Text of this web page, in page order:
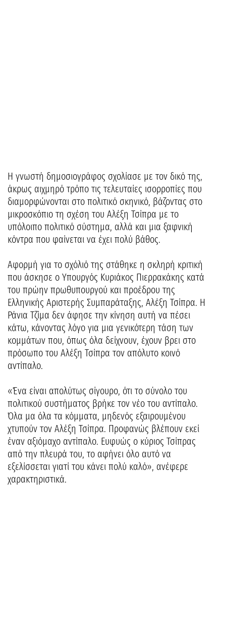
Η γνωστή δημοσιογράφος σχολίασε με τον δικό της,
άκρως αιχμηρό τρόπο τις τελευταίες ισορροπίες που
διαμορφώνονται στο πολιτικό σκηνικό, βάζοντας στο
μικροσκόπιο τη σχέση του Αλέξη Τσίπρα με το
υπόλοιπο πολιτικό σύστημα, αλλά και μια ξαφνική
κόντρα που φαίνεται να έχει πολύ βάθος.
Αφορμή για το σχόλιό της στάθηκε η σκληρή κριτική
που άσκησε ο Υπουργός Κυριάκος Πιερρακάκης κατά
του πρώην πρωθυπουργού και προέδρου της
Ελληνικής Αριστερής Συμπαράταξης, Αλέξη Τσίπρα. Η
Ράνια Τζίμα δεν άφησε την κίνηση αυτή να πέσει
κάτω, κάνοντας λόγο για μια γενικότερη τάση των
κομμάτων που, όπως όλα δείχνουν, έχουν βρει στο
πρόσωπο του Αλέξη Τσίπρα τον απόλυτο κοινό
αντίπαλο.
«Ένα είναι απολύτως σίγουρο, ότι το σύνολο του
πολιτικού συστήματος βρήκε τον νέο του αντίπαλο.
Όλα μα όλα τα κόμματα, μηδενός εξαιρουμένου
χτυπούν τον Αλέξη Τσίπρα. Προφανώς βλέπουν εκεί
έναν αξιόμαχο αντίπαλο. Ευφυώς ο κύριος Τσίπρας
από την πλευρά του, το αφήνει όλο αυτό να
εξελίσσεται γιατί του κάνει πολύ καλό», ανέφερε
χαρακτηριστικά.